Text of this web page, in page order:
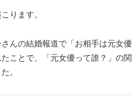
ります。
んの結婚報道で「お相手は元女優
ことで、「元女優って誰？」の関
。